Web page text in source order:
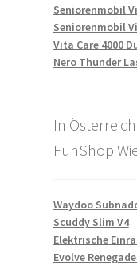
Seniorenmobil
Seniorenmobil
Vita Care 4000
Nero Thunder
In
FunShop
Waydoo
Scuddy Slim V4
Elektrische
Evolve